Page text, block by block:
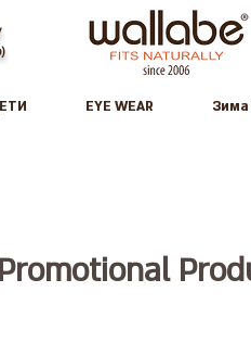
EYE WEAR Зима
Promotional